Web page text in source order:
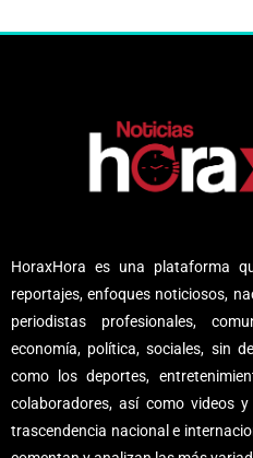
HoraxHora es una plataforma
reportajes, enfoques noticiosos,
periodistas profesionales,
economía, política, sociales, sin
como los deportes,
colaboradores, así como videos
trascendencia nacional e